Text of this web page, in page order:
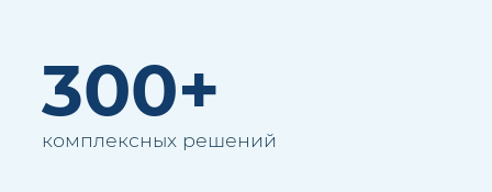
300+
комплексных решений